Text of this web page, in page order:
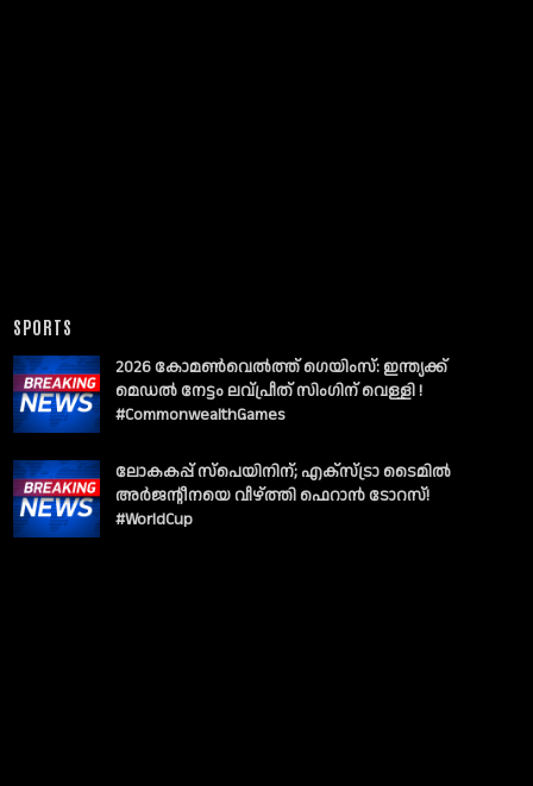
SPORTS
2026 കോമൺവെൽത്ത് ഗെയിംസ്: ഇന്ത്യക്ക്
മെഡൽ നേട്ടം ലവ്പ്രീത് സിംഗിന് വെള്ളി !
#CommonwealthGames
ലോകകപ്പ് സ്പെയിനിന്; എക്സ്ട്രാ ടൈമിൽ
അർജന്റീനയെ വീഴ്ത്തി ഫെറാൻ ടോറസ്!
#WorldCup